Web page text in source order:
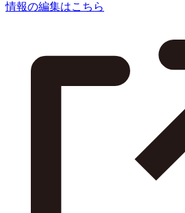
情報の編集はこちら